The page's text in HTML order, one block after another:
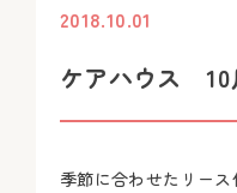
2018.10.01
ケアハウス 10
季節に合わせたリース